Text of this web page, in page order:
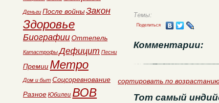
Темы:
Поделиться
Комментарии:
сортировать по
Тот самый
Деньги После войныЗакон
Здоровье
БиографииОттепель
Катастрофы Дефицит Песни
Премии Метро
Дом и быт Соцсоревнование
Разное Юбилеи ВОВ